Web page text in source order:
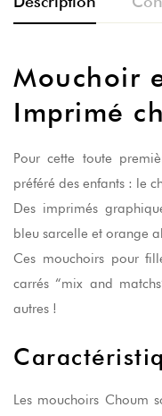
Mouchoir
Imprimé
Pour cette toute
préféré des enfants : le
Des imprimés
bleu sarcelle et orange
Ces mouchoirs pour
carrés “mix and
autres !
Les mouchoirs Choum